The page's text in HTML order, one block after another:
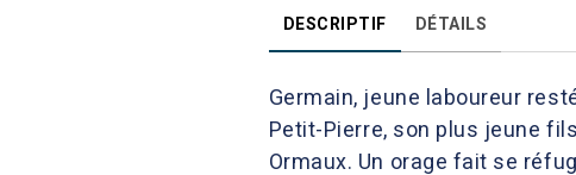
DESCRIPTIF DÉTAILS
Germain, jeune laboureur
Petit-Pierre, son plus jeune
Ormaux. Un orage fait se